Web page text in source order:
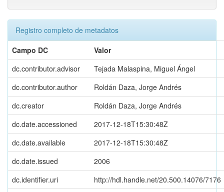
Registro completo de metadatos
Campo DC
Valor
dc.contributor.advisor
Tejada Malaspina, Miguel Ángel
dc.contributor.author
Roldán Daza, Jorge Andrés
dc.creator
Roldán Daza, Jorge Andrés
dc.date.accessioned
2017-12-18T15:30:48Z
dc.date.available
2017-12-18T15:30:48Z
dc.date.issued
2006
dc.identifier.uri
http://hdl.handle.net/20.500.14076/7176